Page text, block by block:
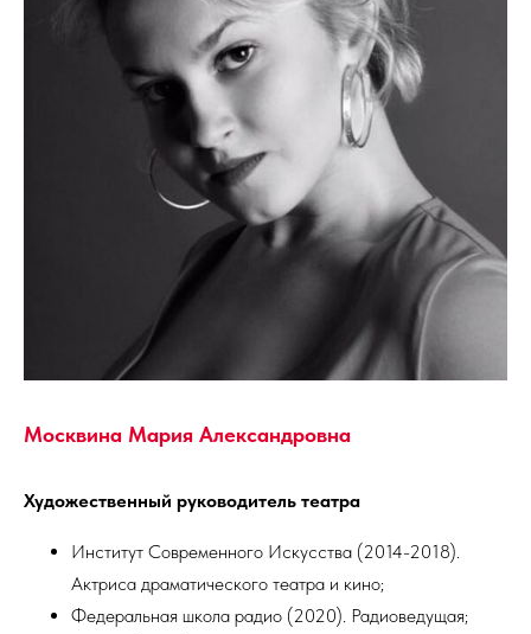
Москвина Мария Александровна
Художественный руководитель театра
Институт Современного Искусства (2014-2018).
Актриса драматического театра и кино;
Федеральная школа радио (2020). Радиоведущая;